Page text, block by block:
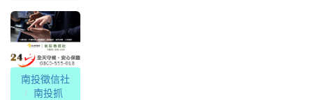
南投徵信社
南投抓